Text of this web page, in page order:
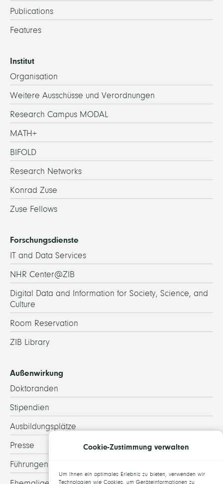
Publications
Features
Institut
Organisation
Weitere Ausschüsse und Verordnungen
Research Campus MODAL
MATH+
BIFOLD
Research Networks
Konrad Zuse
Zuse Fellows
Forschungsdienste
IT and Data Services
NHR Center@ZIB
Digital Data and Information for Society, Science, and
Culture
Room Reservation
ZIB Library
Außenwirkung
Doktoranden
Stipendien
Ausbildungsplätze
Presse
Führungen
Cookie-Zustimmung verwalten
Um Ihnen ein optimales Erlebnis zu bieten, verwenden wir
Technologien wie Cookies, um Geräteinformationen zu